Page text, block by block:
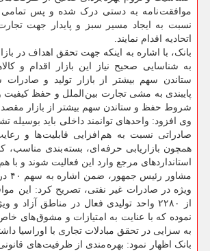
موافقت نامه به دستی درک شده و پس تمامی
نسبت به ایجاد مسیر سبز و پایدار جهت
اتحادیه اقدام نمایند.
بانک، با اشاره به اینکه جهت تحقق اهداف در
به شناسایی صحیح نیاز این بازار اقدام و
ستاندن سهم بیشتر از بازار تولید و
پایبندی به مشی تجارت بین الملل و حفظ کیفیت
شروط حفظ و ستاندن سهم بیشتر از بازار
وی افزود: واحدهای توانمند داخلی باید بوسیله
صادراتی نسبت به هم افزایی قابلیت ها و
همچون بازاریابی حرفه ای، بسته بندی مناسب،
استانداردهای مرجع وارد این فعالیت شوند و با هم
ویژه در صادرات غیر نفتی، تصریح کرد: این
از ۲۲۸۰ واحد تولیدی فعال در مناطق آزاد و
نموده که با عنایت به امتیازات و مشوق های
به سزایی در تحقق مبادلات تجاری با اوراسیا
بانک اظهار نمود: بهره مندی از ظرفیت های